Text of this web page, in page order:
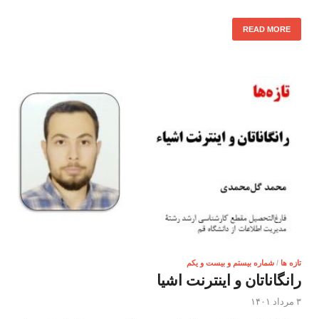
READ MORE
تازه ها / شماره بیستم و بیست و یکم
رانگاناتان و اینترنت اشیا
۳ مرداد ۱۴۰۱